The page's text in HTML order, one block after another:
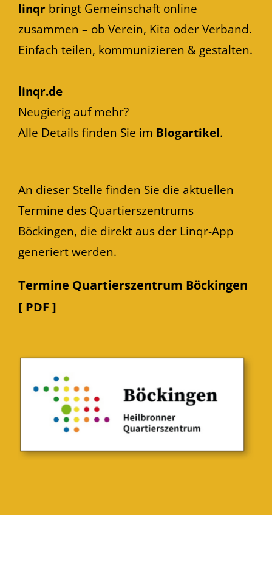
linqrbringt Gemeinschaft online
zusammen – ob Verein, Kita oder Verband.
Einfach teilen, kommunizieren & gestalten.
linqr.de
Neugierig auf mehr?
Alle Details finden Sie im Blogartikel.
An dieser Stelle finden Sie die aktuellen
Termine des Quartierszentrums
Böckingen, die direkt aus der Linqr-App
generiert werden.
Termine Quartierszentrum Böckingen
[ PDF ]